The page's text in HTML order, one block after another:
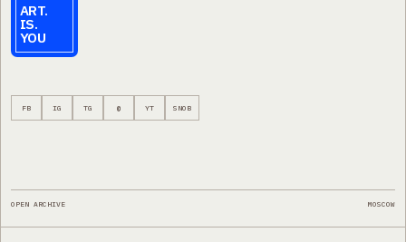
ART.
IS.
YOU
FB IG TG @ YT SNOB
OPEN ARCHIVE MOSCOW